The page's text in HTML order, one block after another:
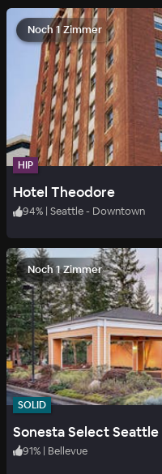
Noch 1 Zimmer
HIP
Hotel Theodore
94% | Seattle - Downtown
Noch 1 Zimmer
SOLID
Sonesta Select
91% | Bellevue